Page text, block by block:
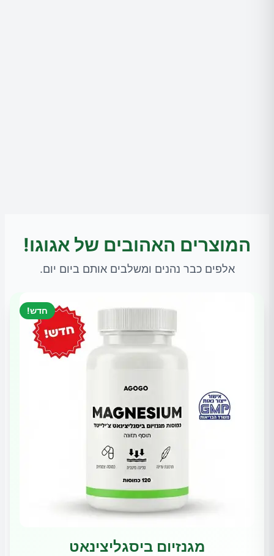
המוצרים האהובים של אגוגו!
אלפים כבר נהנים ומשלבים אותם ביום יום.
חדש!
מגנזיום ביסגליצינאט